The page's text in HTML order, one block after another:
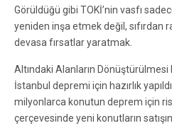
Görüldüğü gibi TOKİ’nin vasfı
yeniden inşa etmek değil, sıfırdan
devasa fırsatlar yaratmak.
Altındaki Alanların
İstanbul depremi için hazırlık
milyonlarca konutun deprem için
çerçevesinde yeni konutların